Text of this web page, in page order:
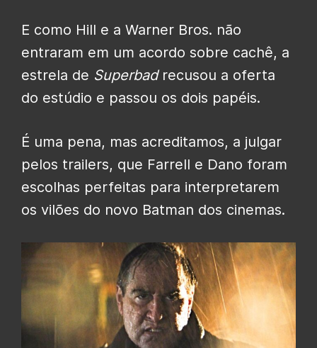
E como Hill e a Warner Bros. não
entraram em um acordo sobre cachê, a
estrela de Superbadrecusou a oferta
do estúdio e passou os dois papéis.
É uma pena, mas acreditamos, a julgar
pelos trailers, que Farrell e Dano foram
escolhas perfeitas para interpretarem
os vilões do novo Batman dos cinemas.